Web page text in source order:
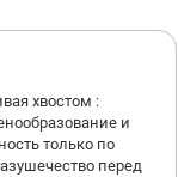
хвостом :
и
только по
перед